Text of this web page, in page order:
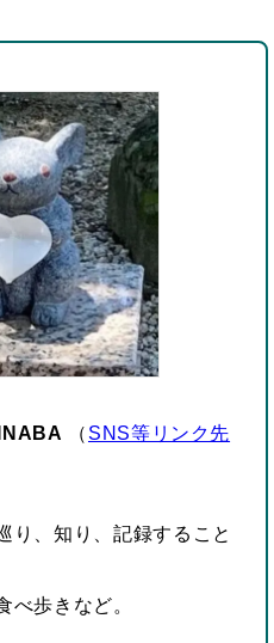
（ SNS等リンク先
り、知り、記録すること
べ歩きなど。